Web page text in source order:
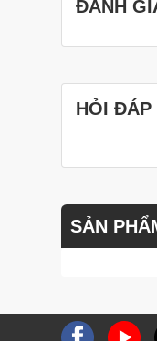
ĐÁNH
HỎI ĐÁP
SẢN